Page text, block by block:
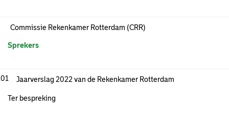
Commissie Rekenkamer Rotterdam (CRR)
Sprekers
Jaarverslag 2022 van de Rekenkamer Rotterdam
Ter bespreking